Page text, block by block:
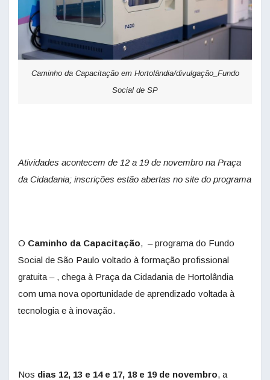
Caminho da Capacitação em Hortolândia/divulgação_Fundo
Social de SP
Atividades acontecem de 12 a 19 de novembro na Praça
da Cidadania; inscrições estão abertas no site do programa
O Caminho da Capacitação, – programa do Fundo
Social de São Paulo voltado à formação profissional
gratuita – , chega à Praça da Cidadania de Hortolândia
com uma nova oportunidade de aprendizado voltada à
tecnologia e à inovação.
Nos dias 12, 13 e 14 e 17, 18 e 19 de novembro, a